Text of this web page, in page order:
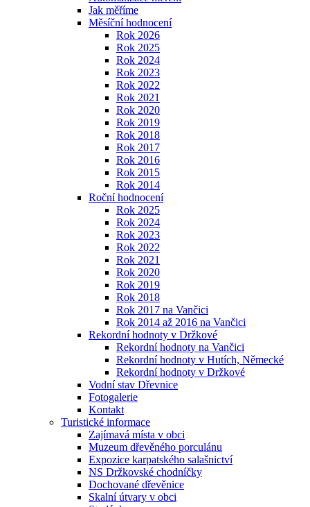
Jak měříme
Měsíční hodnocení
Rok 2026
Rok 2025
Rok 2024
Rok 2023
Rok 2022
Rok 2021
Rok 2020
Rok 2019
Rok 2018
Rok 2017
Rok 2016
Rok 2015
Rok 2014
Roční hodnocení
Rok 2025
Rok 2024
Rok 2023
Rok 2022
Rok 2021
Rok 2020
Rok 2019
Rok 2018
Rok 2017 na Vančici
Rok 2014 až 2016 na Vančici
Rekordní hodnoty v Držkové
Rekordní hodnoty na Vančici
Rekordní hodnoty v Hutích, Německé
Rekordní hodnoty v Držkové
Vodní stav Dřevnice
Fotogalerie
Kontakt
Turistické informace
Zajímavá místa v obci
Muzeum dřevěného porculánu
Expozice karpatského salašnictví
NS Držkovské chodníčky
Dochované dřevěnice
Skalní útvary v obci